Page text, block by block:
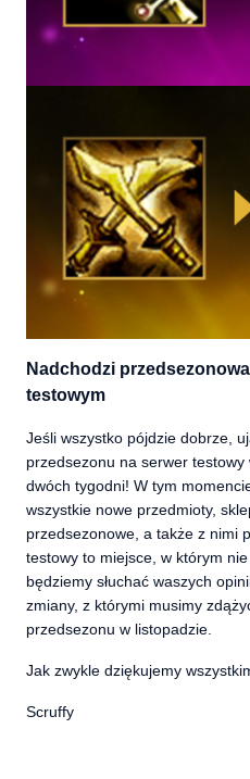
Nadchodzi
testowym
Jeśli wszystko pójdzie dobrze,
przedsezonu na serwer
dwóch tygodni! W tym
wszystkie nowe przedmioty,
przedsezonowe, a także z nimi
testowy to miejsce, w którym
będziemy słuchać waszych
zmiany, z którymi musimy
przedsezonu w listopadzie.
Jak zwykle dziękujemy
Scruffy